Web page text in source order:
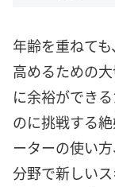
年齢を重ねて
高めるための
に余裕ができ
のに挑戦する
ーターの使い
分野で新しい